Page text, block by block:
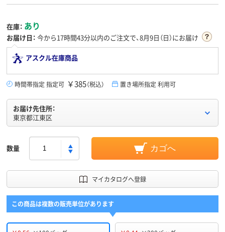
在庫： あり
お届け日： 今から17時間43分以内のご注文で、8月9日（日）にお届け
アスクル在庫商品
時間帯指定 指定可 ￥385（税込） 置き場所指定 利用可
お届け先住所：
東京都江東区
数量 カゴへ
マイカタログへ登録
この商品は複数の販売単位があります